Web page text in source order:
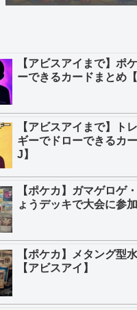
【アビスアイまで】ポ
ーできるカードまとめ
【アビスアイまで】ト
ギーでドローできるカ
J】
【ポケカ】ガマゲロゲ
ょうデッキで大会に参
【ポケカ】メタング型
【アビスアイ】